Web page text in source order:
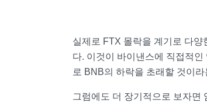
실제로 FTX 몰락을 계기로 다
다. 이것이 바이낸스에 직접적
로 BNB의 하락을 초래할 것이
그럼에도 더 장기적으로 보자면